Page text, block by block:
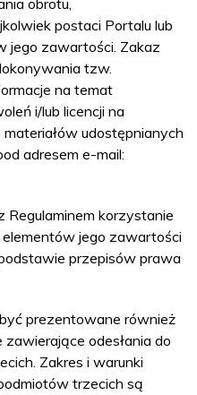
obrotu,
postaci Portalu lub
jego zawartości. Zakaz
tzw.
na temat
i/lub licencji na
udostępnianych
adresem e-mail:
Regulaminem korzystanie
jego zawartości
przepisów prawa
prezentowane również
zawierające odesłania do
Zakres i warunki
trzecich są